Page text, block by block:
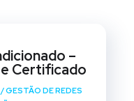
–
Certificado
/GESTÃO DE REDES